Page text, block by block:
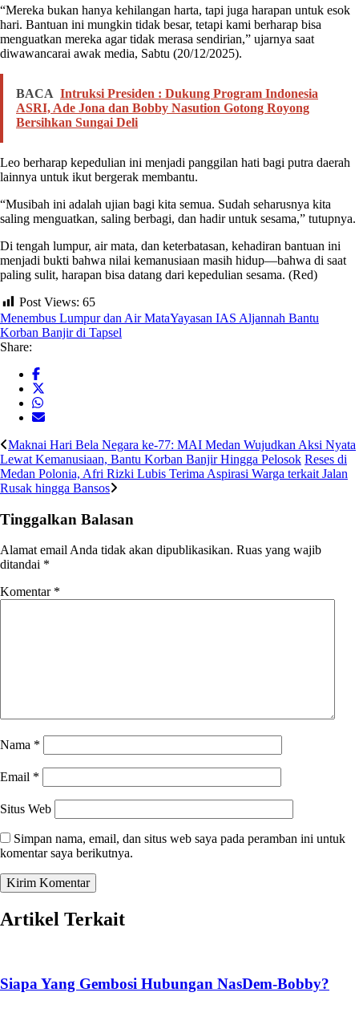
“Mereka bukan hanya kehilangan harta, tapi juga harapan untuk esok
hari. Bantuan ini mungkin tidak besar, tetapi kami berharap bisa
menguatkan mereka agar tidak merasa sendirian,” ujarnya saat
diwawancarai awak media, Sabtu (20/12/2025).
BACA Intruksi Presiden : Dukung Program Indonesia
ASRI, Ade Jona dan Bobby Nasution Gotong Royong
Bersihkan Sungai Deli
Leo berharap kepedulian ini menjadi panggilan hati bagi putra daerah
lainnya untuk ikut bergerak membantu.
“Musibah ini adalah ujian bagi kita semua. Sudah seharusnya kita
saling menguatkan, saling berbagi, dan hadir untuk sesama,” tutupnya.
Di tengah lumpur, air mata, dan keterbatasan, kehadiran bantuan ini
menjadi bukti bahwa nilai kemanusiaan masih hidup—bahwa di saat
paling sulit, harapan bisa datang dari kepedulian sesama. (Red)
Post Views: 65
Menembus Lumpur dan Air MataYayasan IAS Aljannah Bantu
Korban Banjir di Tapsel
Share:
Maknai Hari Bela Negara ke-77: MAI Medan Wujudkan Aksi Nyata
Lewat Kemanusiaan, Bantu Korban Banjir Hingga Pelosok Reses di
Medan Polonia, Afri Rizki Lubis Terima Aspirasi Warga terkait Jalan
Rusak hingga Bansos
Tinggalkan Balasan
Alamat email Anda tidak akan dipublikasikan. Ruas yang wajib
ditandai *
Komentar *
Nama *
Email *
Situs Web
Simpan nama, email, dan situs web saya pada peramban ini untuk
komentar saya berikutnya.
Artikel Terkait
Siapa Yang Gembosi Hubungan NasDem-Bobby?